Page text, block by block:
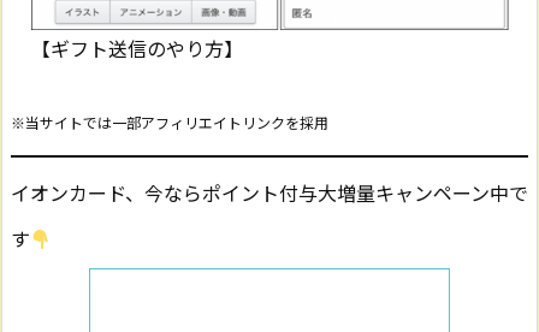
【ギフト送信のやり方】
※当サイトでは一部アフィリエイトリンクを採用
イオンカード、今ならポイント付与大増量キャンペーン中で
す